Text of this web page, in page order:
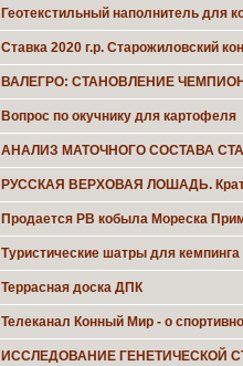
Геотекстильный наполнитель для
Ставка 2020 г.р. Старожиловский
ВАЛЕГРО: СТАНОВЛЕНИЕ
Вопрос по окучнику для картофеля
АНАЛИЗ МАТОЧНОГО СОСТАВА
РУССКАЯ ВЕРХОВАЯ ЛОШАДЬ.
Продается РВ кобыла Мореска
Туристические шатры для
Террасная доска ДПК
Телеканал Конный Мир - о
ИССЛЕДОВАНИЕ ГЕНЕТИЧЕСКОЙ